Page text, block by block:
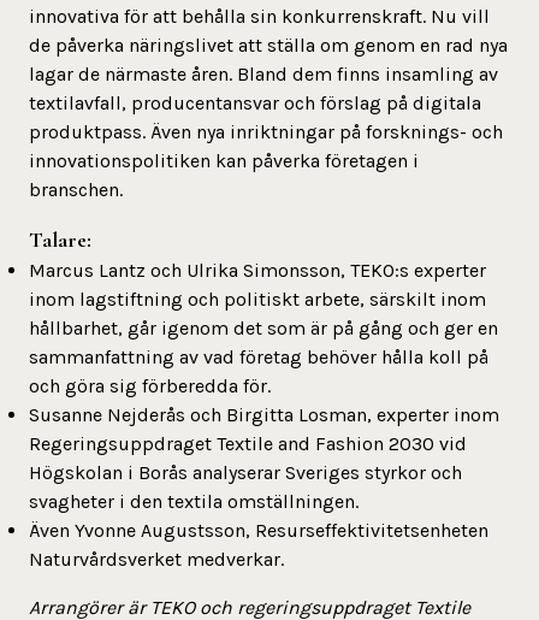
innovativa för att behålla sin konkurrenskraft. Nu vill
de påverka näringslivet att ställa om genom en rad nya
lagar de närmaste åren. Bland dem finns insamling av
textilavfall, producentansvar och förslag på digitala
produktpass. Även nya inriktningar på forsknings- och
innovationspolitiken kan påverka företagen i
branschen.
Talare:
Marcus Lantz och Ulrika Simonsson, TEKO:s experter
inom lagstiftning och politiskt arbete, särskilt inom
hållbarhet, går igenom det som är på gång och ger en
sammanfattning av vad företag behöver hålla koll på
och göra sig förberedda för.
Susanne Nejderås och Birgitta Losman, experter inom
Regeringsuppdraget Textile and Fashion 2030 vid
Högskolan i Borås analyserar Sveriges styrkor och
svagheter i den textila omställningen.
Även Yvonne Augustsson, Resurseffektivitetsenheten
Naturvårdsverket medverkar.
Arrangörer är TEKO och regeringsuppdraget Textile